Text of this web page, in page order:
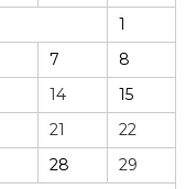
1
7
8
14
15
21
22
28
29